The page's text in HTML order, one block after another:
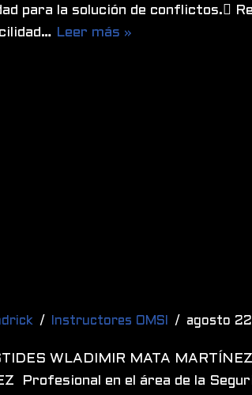
para la solución de conflictos.
Leer más »
Instructores OMSI agosto
WLADIMIR MATA
Profesional en el área de la